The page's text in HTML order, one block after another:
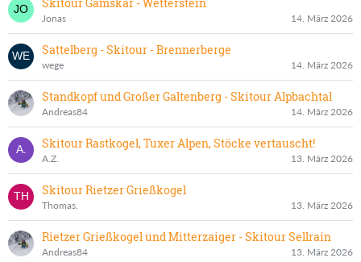
Jonas 14. März 2026
Sattelberg - Skitour - Brennerberge
wege 14. März 2026
Standkopf und Großer Galtenberg - Skitour Alpbachtal
Andreas84 14. März 2026
Skitour Rastkogel, Tuxer Alpen, Stöcke vertauscht!
A.Z. 13. März 2026
Skitour Rietzer Grießkogel
Thomas. 13. März 2026
Rietzer Grießkogel und Mitterzaiger - Skitour Sellrain
Andreas84 13. März 2026